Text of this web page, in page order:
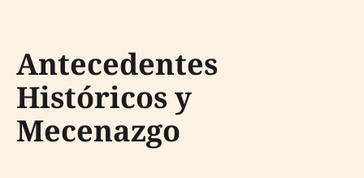
Antecedentes
Históricos y
Mecenazgo